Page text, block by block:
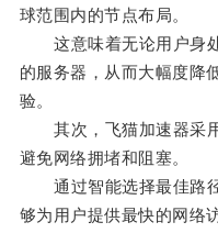
球范围内的节点布局。
这意味着无论用户身处
的服务器，从而大幅度降
验。
其次，飞猫加速器采用
避免网络拥堵和阻塞。
通过智能选择最佳路径
够为用户提供最快的网络